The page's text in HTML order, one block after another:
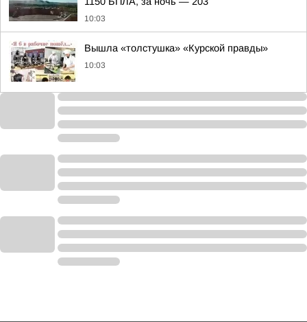
10:03
Вышла «толстушка» «Курской правды»
10:03